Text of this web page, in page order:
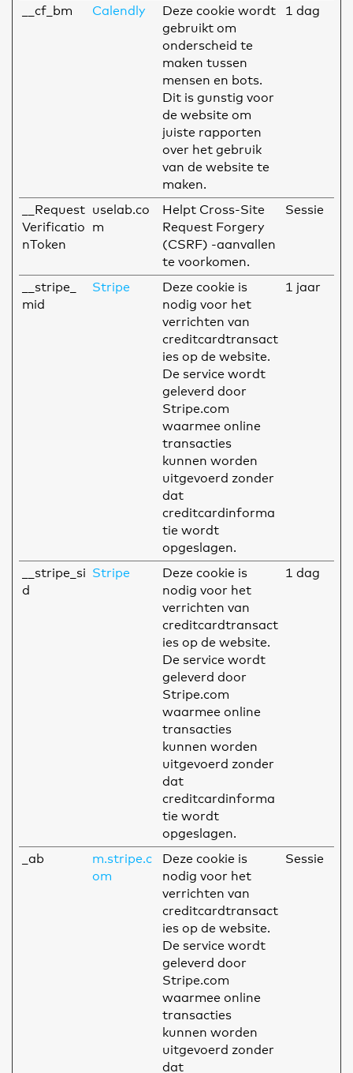
__cf_bm
Calendly
Deze cookie wordt
gebruikt om
onderscheid te
maken tussen
mensen en bots.
Dit is gunstig voor
de website om
juiste rapporten
over het gebruik
van de website te
maken.
1 dag
__Request
Verificatio
nToken
uselab.co
m
Helpt Cross-Site
Request Forgery
(CSRF) -aanvallen
te voorkomen.
Sessie
__stripe_
mid
Stripe
Deze cookie is
nodig voor het
verrichten van
creditcardtransact
ies op de website.
De service wordt
geleverd door
Stripe.com
waarmee online
transacties
kunnen worden
uitgevoerd zonder
dat
creditcardinforma
tie wordt
opgeslagen.
1 jaar
__stripe_si
d
Stripe
Deze cookie is
nodig voor het
verrichten van
creditcardtransact
ies op de website.
De service wordt
geleverd door
Stripe.com
waarmee online
transacties
kunnen worden
uitgevoerd zonder
dat
creditcardinforma
tie wordt
opgeslagen.
1 dag
_ab
m.stripe.c
om
Deze cookie is
nodig voor het
verrichten van
creditcardtransact
ies op de website.
De service wordt
geleverd door
Stripe.com
waarmee online
transacties
kunnen worden
uitgevoerd zonder
dat
Sessie